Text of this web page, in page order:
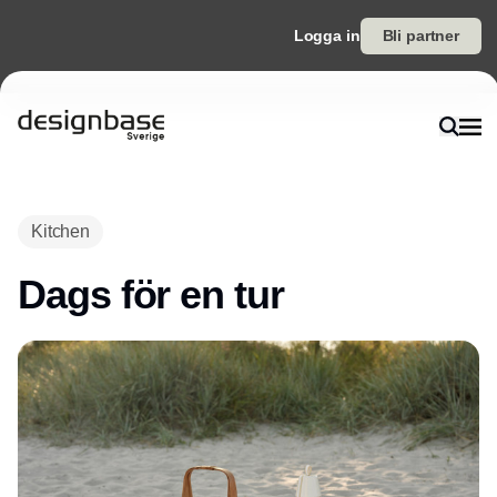
Logga in Bli partner
Kitchen
Dags för en tur